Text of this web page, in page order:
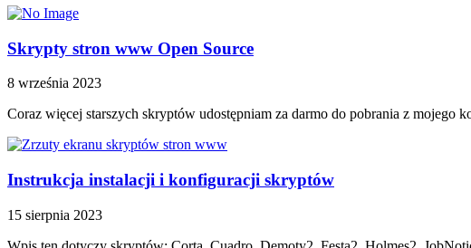
Skrypty stron www Open Source
8 września 2023
Coraz więcej starszych skryptów udostępniam za darmo do pobrania z
Instrukcja instalacji i konfiguracji skryptów
15 sierpnia 2023